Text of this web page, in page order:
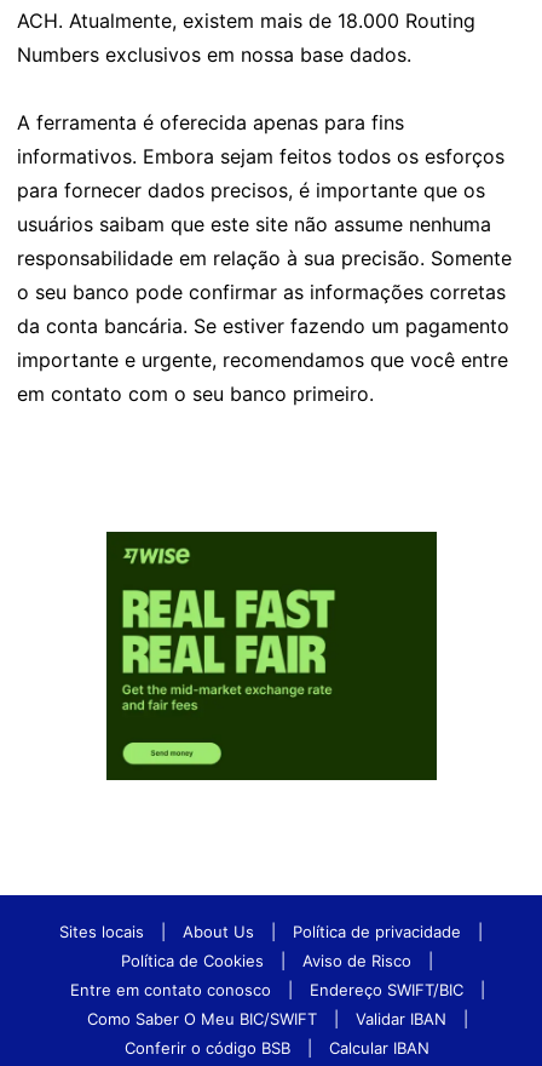
ACH. Atualmente, existem mais de 18.000 Routing
Numbers exclusivos em nossa base dados.
A ferramenta é oferecida apenas para fins
informativos. Embora sejam feitos todos os esforços
para fornecer dados precisos, é importante que os
usuários saibam que este site não assume nenhuma
responsabilidade em relação à sua precisão. Somente
o seu banco pode confirmar as informações corretas
da conta bancária. Se estiver fazendo um pagamento
importante e urgente, recomendamos que você entre
em contato com o seu banco primeiro.
Sites locais About Us Política de privacidade
Política de Cookies
Aviso de Risco
Entre em contato conosco
Endereço SWIFT/BIC
Como Saber O Meu BIC/SWIFT
Validar IBAN
Conferir o código BSB
Calcular IBAN